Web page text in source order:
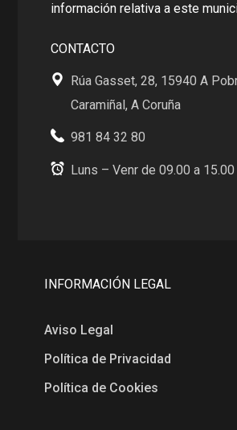
información relativa a este
CONTACTO
Rúa Gasset, 28, 15940 A
Caramiñal, A Coruña
981 84 32 80
Luns – Venr de 09.00 a 15.00
INFORMACIÓN LEGAL
Aviso Legal
Política de Privacidad
Política de Cookies